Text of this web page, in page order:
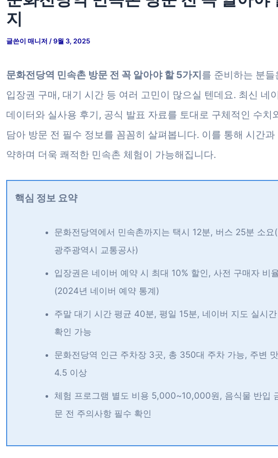
지
글쓴이 매니저 /9월 3, 2025
문화전당역 민속촌 방문 전 꼭 알아야 할 5가지를 준비하는 분들
입장권 구매, 대기 시간 등 여러 고민이 많으실 텐데요. 최신 네
데이터와 실사용 후기, 공식 발표 자료를 토대로 구체적인 수치
담아 방문 전 필수 정보를 꼼꼼히 살펴봅니다. 이를 통해 시간과
약하며 더욱 쾌적한 민속촌 체험이 가능해집니다.
핵심 정보 요약
문화전당역에서 민속촌까지는 택시 12분, 버스 25분 소
광주광역시 교통공사)
입장권은 네이버 예약 시 최대 10% 할인, 사전 구매자 비
(2024년 네이버 예약 통계)
주말 대기 시간 평균 40분, 평일 15분, 네이버 지도 실시
확인 가능
문화전당역 인근 주차장 3곳, 총 350대 주차 가능, 주변
4.5 이상
체험 프로그램 별도 비용 5,000~10,000원, 음식물 반입
문 전 주의사항 필수 확인